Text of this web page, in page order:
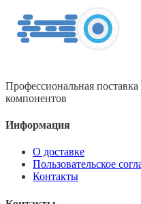
Профессиональная
компонентов
Информация
О доставке
Пользовательское
Контакты